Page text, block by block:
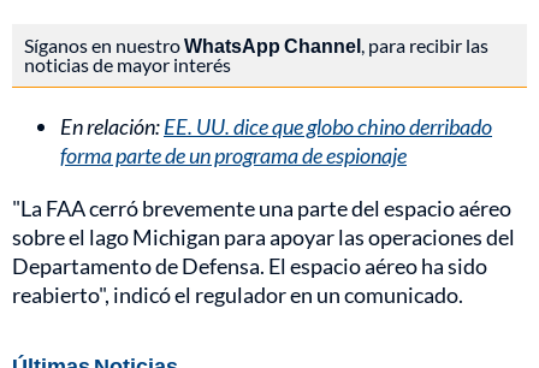
Síganos en nuestroWhatsApp Channel , para recibir las
noticias de mayor interés
En relación:EE. UU. dice que globo chino derribado
forma parte de un programa de espionaje
"La FAA cerró brevemente una parte del espacio aéreo
sobre el lago Michigan para apoyar las operaciones del
Departamento de Defensa. El espacio aéreo ha sido
reabierto", indicó el regulador en un comunicado.